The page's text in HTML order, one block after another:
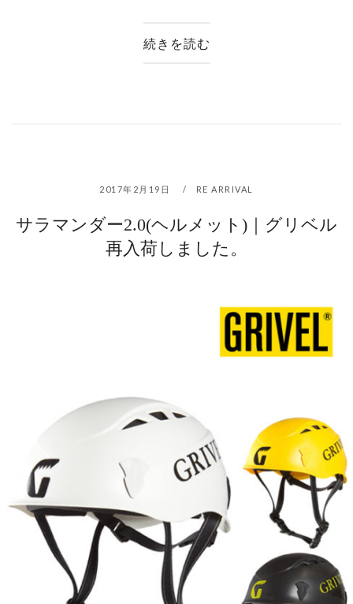
続きを読む
2017年2月19日 RE ARRIVAL
サラマンダー2.0(ヘルメット)｜グリベル
再入荷しました。